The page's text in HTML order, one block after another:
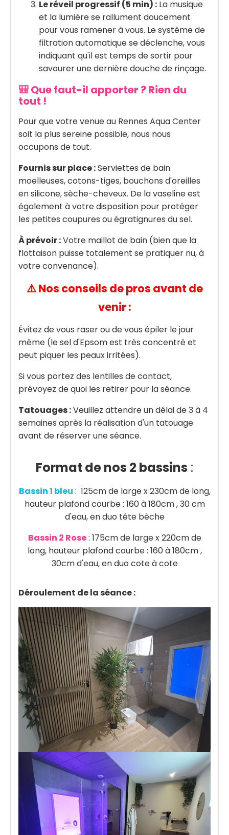
Le réveil progressif (5 min) : La musique
et la lumière se rallument doucement
pour vous ramener à vous. Le système de
filtration automatique se déclenche, vous
indiquant qu'il est temps de sortir pour
savourer une dernière douche de rinçage.
🎒 Que faut-il apporter ? Rien du
tout !
Pour que votre venue au Rennes Aqua Center
soit la plus sereine possible, nous nous
occupons de tout.
Fournis sur place :Serviettes de bain
moelleuses, cotons-tiges, bouchons d'oreilles
en silicone, sèche-cheveux. De la vaseline est
également à votre disposition pour protéger
les petites coupures ou égratignures du sel.
À prévoir :Votre maillot de bain (bien que la
flottaison puisse totalement se pratiquer nu, à
votre convenance).
⚠️ Nos conseils de pros avant de
venir :
Évitez de vous raser ou de vous épiler le jour
même (le sel d'Epsom est très concentré et
peut piquer les peaux irritées).
Si vous portez des lentilles de contact,
prévoyez de quoi les retirer pour la séance.
Tatouages :Veuillez attendre un délai de 3 à 4
semaines après la réalisation d'un tatouage
avant de réserver une séance.
Format de nos 2 bassins :
Bassin 1 bleu : 125cm de large x 230cm de long,
hauteur plafond courbe : 160 à 180cm , 30 cm
d'eau, en duo tête bèche
Bassin 2 Rose: 175cm de large x 220cm de
long, hauteur plafond courbe : 160 à 180cm ,
30cm d'eau, en duo cote à cote
Déroulement de la séance :